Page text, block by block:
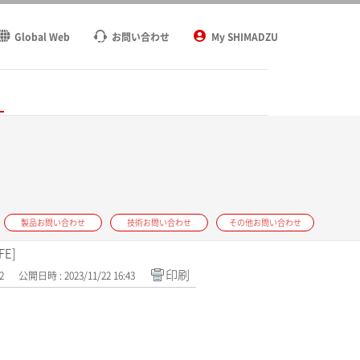
Global Web お問い合わせ My SHIMADZU
製品お問い合わせ 技術お問い合わせ その他お問い合わせ
公開日時 : 2023/11/22 16:43 印刷